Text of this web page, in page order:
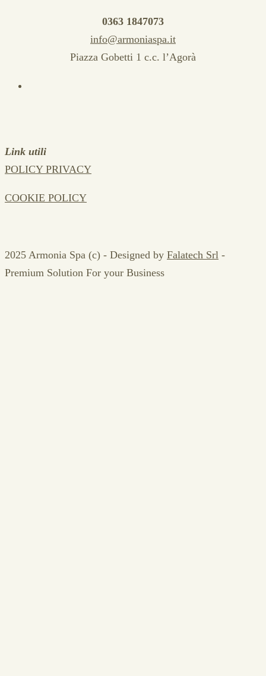
0363 1847073
info@armoniaspa.it
Piazza Gobetti 1 c.c. l’Agorà
Link utili
POLICY PRIVACY
COOKIE POLICY
2025 Armonia Spa (c) - Designed by Falatech Srl -
Premium Solution For your Business